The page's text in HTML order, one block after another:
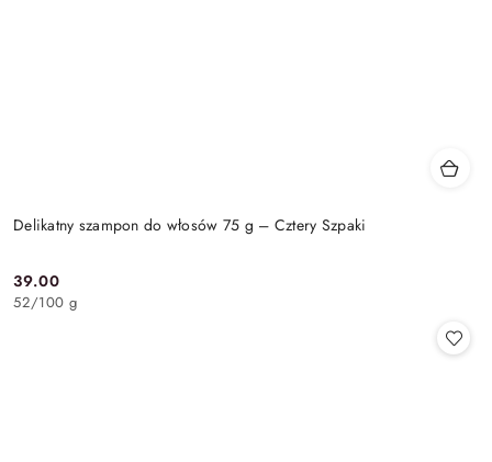
Delikatny szampon do włosów 75 g – Cztery Szpaki
Cena:
39.00
52/100 g